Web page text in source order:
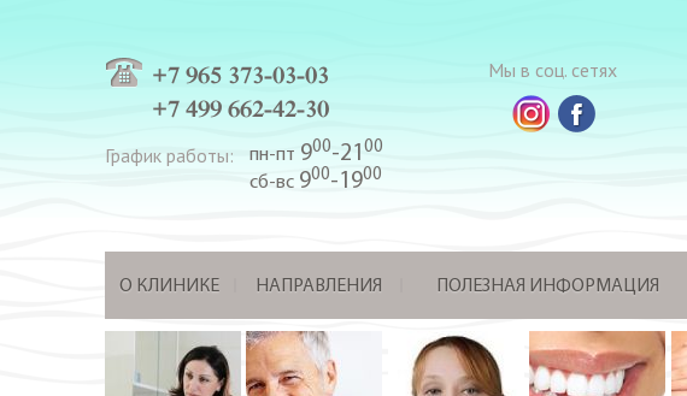
+7 965 373-03-03
+7 499 662-42-30
График работы: пн-пт 900-21 00
сб-вс 900-1900
Мы в соц. сетях
О КЛИНИКЕ НАПРАВЛЕНИЯ ПОЛЕЗНАЯ ИНФОРМАЦИЯ